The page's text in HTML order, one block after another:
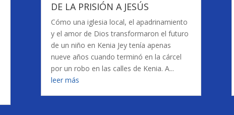
DE LA PRISIÓN A JESÚS
Cómo una iglesia local, el apadrinamiento
y el amor de Dios transformaron el futuro
de un niño en Kenia Jey tenía apenas
nueve años cuando terminó en la cárcel
por un robo en las calles de Kenia. A...
leer más